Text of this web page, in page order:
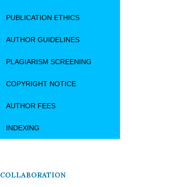
PUBLICATION ETHICS
AUTHOR GUIDELINES
PLAGIARISM SCREENING
COPYRIGHT NOTICE
AUTHOR FEES
INDEXING
COLLABORATION